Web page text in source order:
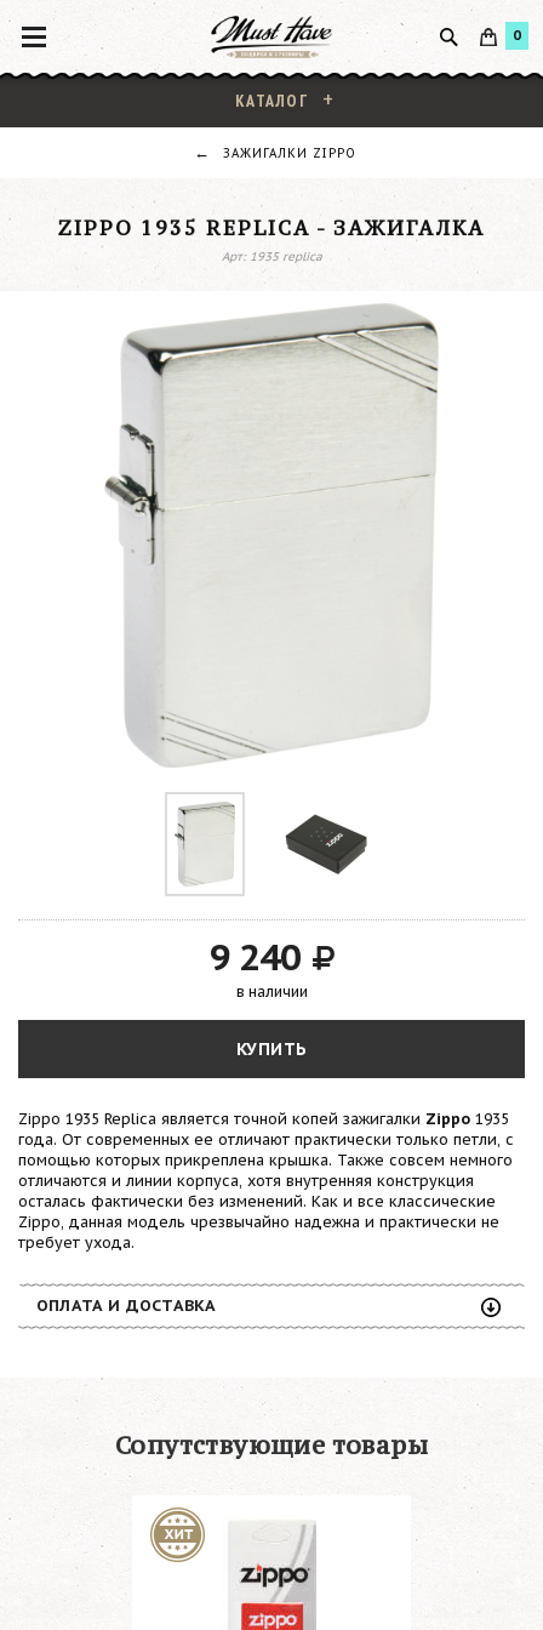
0
КАТАЛОГ
ЗАЖИГАЛКИ ZIPPO
ZIPPO 1935 REPLICA - ЗАЖИГАЛКА
Арт: 1935 replica
9 240
в наличии
КУПИТЬ
Zippo 1935 Replica является точной копей зажигалки Zippo 1935
года. От современных ее отличают практически только петли, с
помощью которых прикреплена крышка. Также совсем немного
отличаются и линии корпуса, хотя внутренняя конструкция
осталась фактически без изменений. Как и все классические
Zippo, данная модель чрезвычайно надежна и практически не
требует ухода.
ОПЛАТА И ДОСТАВКА
Сопутствующие товары